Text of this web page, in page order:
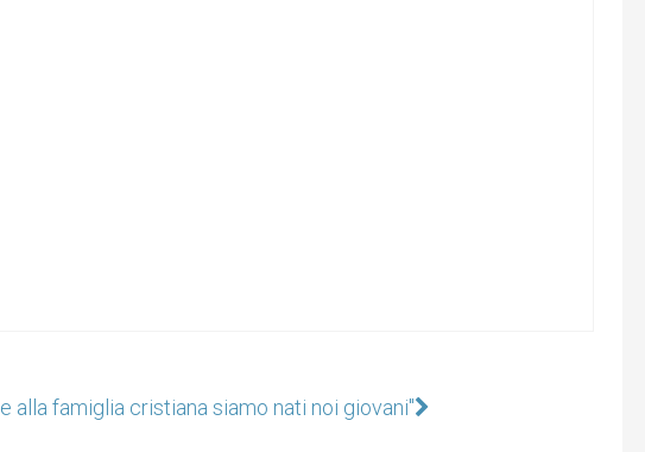
alla famiglia cristiana siamo nati noi giovani"